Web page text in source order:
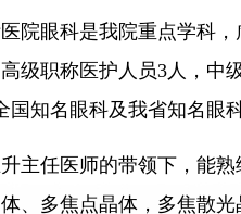
院眼科是我院重点学科
级职称医护人员3人，中
知名眼科及我省知名眼
主任医师的带领下，能
、多焦点晶体，多焦散